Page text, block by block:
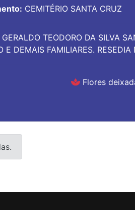
CEMITÉRIO SANTA CRUZ
TEODORO DA SILVA
E DEMAIS FAMILIARES.
Flores